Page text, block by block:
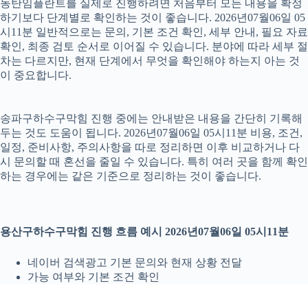
동탄임플란트를 실제로 진행하려면 처음부터 모든 내용을 확정
하기보다 단계별로 확인하는 것이 좋습니다. 2026년07월06일 05
시11분 일반적으로는 문의, 기본 조건 확인, 세부 안내, 필요 자료
확인, 최종 검토 순서로 이어질 수 있습니다. 분야에 따라 세부 절
차는 다르지만, 현재 단계에서 무엇을 확인해야 하는지 아는 것
이 중요합니다.
송파구하수구막힘 진행 중에는 안내받은 내용을 간단히 기록해
두는 것도 도움이 됩니다. 2026년07월06일 05시11분 비용, 조건,
일정, 준비사항, 주의사항을 따로 정리하면 이후 비교하거나 다
시 문의할 때 혼선을 줄일 수 있습니다. 특히 여러 곳을 함께 확인
하는 경우에는 같은 기준으로 정리하는 것이 좋습니다.
용산구하수구막힘 진행 흐름 예시 2026년07월06일 05시11분
네이버 검색광고 기본 문의와 현재 상황 전달
가능 여부와 기본 조건 확인